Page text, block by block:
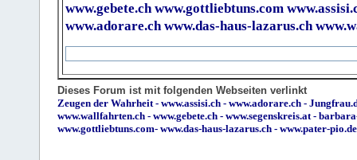
www.gebete.ch www.gottliebtuns.com
www.adorare.ch www.das-haus-lazarus.ch
Dieses Forum ist mit folgenden Webseiten verlinkt
Zeugen der Wahrheit - www.assisi.ch - www.adorare.ch -
www.wallfahrten.ch - www.gebete.ch - www.segenskreis.at -
www.gottliebtuns.com- www.das-haus-lazarus.ch - www.pater-pio.de